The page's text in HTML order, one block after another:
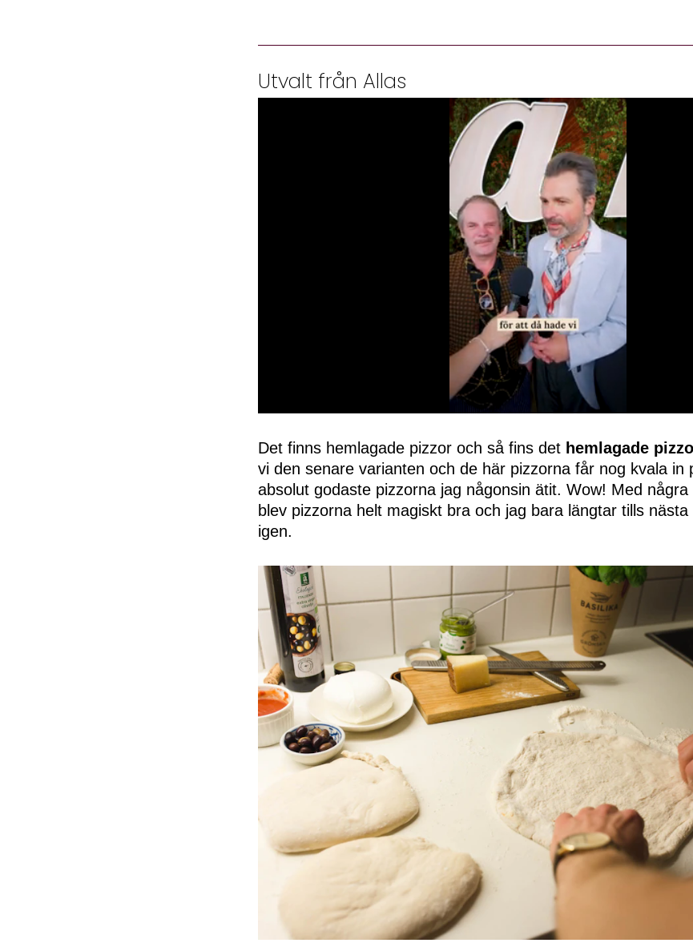
Utvalt från Allas
of
50
seconds Volume
0%
Det finns hemlagade pizzor och så fins det hemlagade
vi den senare varianten och de här pizzorna får nog kvala in
absolut godaste pizzorna jag någonsin ätit. Wow! Med
blev pizzorna helt magiskt bra och jag bara längtar tills
igen.